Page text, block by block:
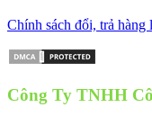
Chính sách đổi, trả hàng
Công Ty TNHH